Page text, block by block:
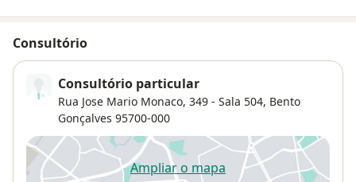
Consultório
Consultório particular
Rua Jose Mario Monaco, 349 - Sala 504, Bento
Gonçalves 95700-000
Ampliar o mapaabre num novo separador